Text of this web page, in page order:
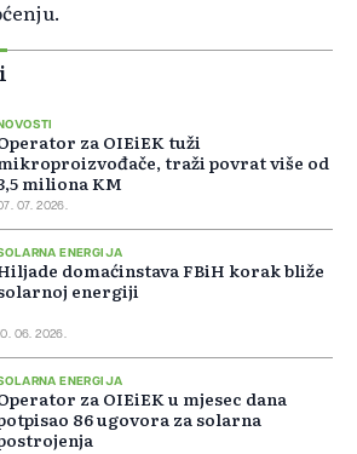
NOVOSTI
za OIEiEK tuži
traži povrat više od
miliona KM
07. 2026.
ENERGIJA
domaćinstava FBiH korak bliže
energiji
06. 2026.
ENERGIJA
za OIEiEK u mjesec dana
86 ugovora za solarna